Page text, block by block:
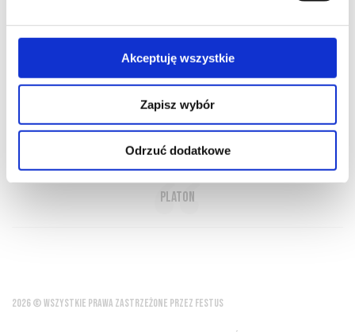
Akceptuję wszystkie
Zapisz wybór
Odrzuć dodatkowe
O NAS OFERTA ONLINE PRODUCENCI
BLOG
PRZEWODNIK
SŁOWNIK
In vino veritas - W winie prawda
Platon
2026 © WSZYSTKIE PRAWA ZASTRZEŻONE PRZEZ FESTUS